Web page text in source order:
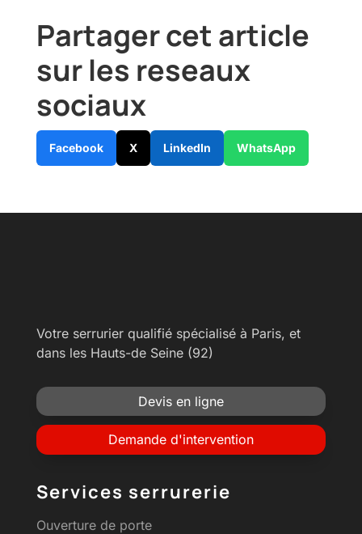
Partager cet article
sur les reseaux
sociaux
Facebook X LinkedIn WhatsApp
Votre serrurier qualifié spécialisé à Paris, et
dans les Hauts-de Seine (92)
Devis en ligne
Demande d'intervention
Services serrurerie
Ouverture de porte